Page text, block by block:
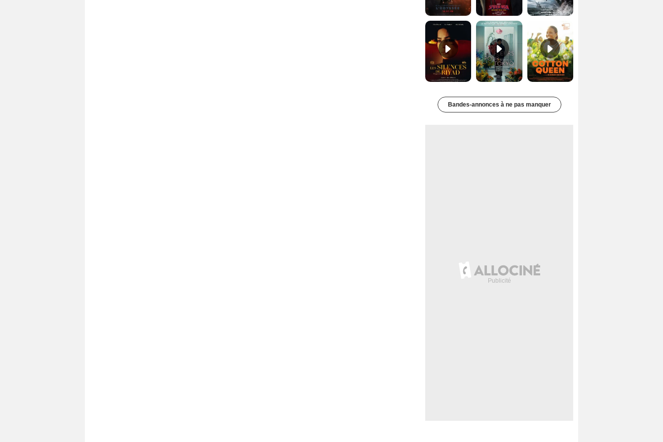
Les Silences de Riyad Bande-annonce VO STFR Cotton Queen Bande-annonce VO STFR
Bandes-annonces à ne pas manquer